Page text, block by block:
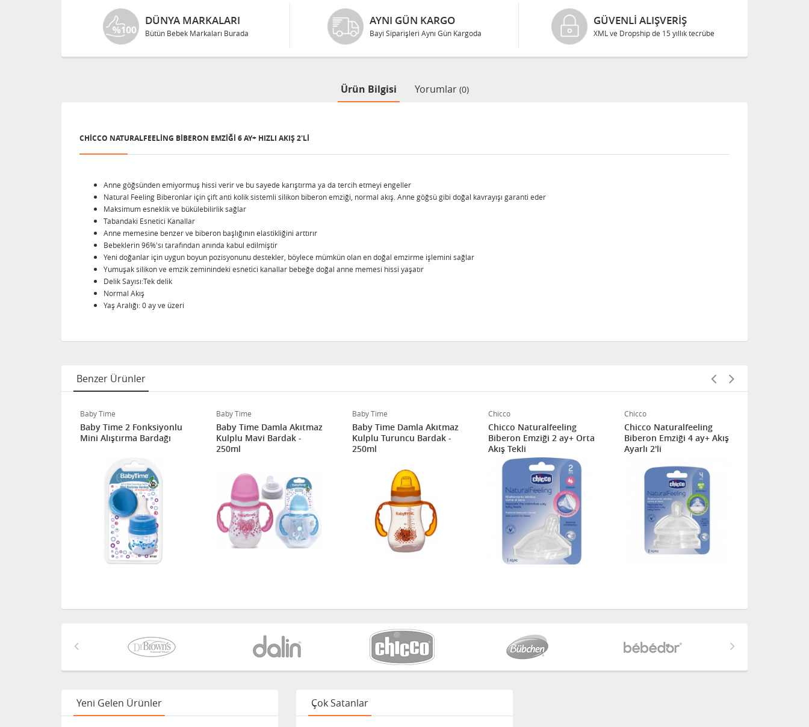
DÜNYA MARKALARI
Bütün Bebek Markaları Burada
AYNI GÜN KARGO
Bayi Siparişleri Aynı Gün Kargoda
GÜVENLI ALIŞVERIŞ
XML ve Dropship de 15 yıllık tecrübe
Ürün Bilgisi Yorumlar (0)
CHICCO NATURALFEELING BIBERON EMZIĞI 6 AY+ HIZLI AKIŞ 2'LI
Anne göğsünden emiyormuş hissi verir ve bu sayede karıştırma ya da tercih etmeyi engeller
Natural Feeling Biberonlar için çift anti kolik sistemli silikon biberon emziği, normal akış. Anne göğsü gibi doğal kavrayışı garanti eder
Maksimum esneklik ve bükülebilirlik sağlar
Tabandaki Esnetici Kanallar
Anne memesine benzer ve biberon başlığının elastikliğini arttırır
Bebeklerin 96%'sı tarafından anında kabul edilmiştir
Yeni doğanlar için uygun boyun pozisyonunu destekler, böylece mümkün olan en doğal emzirme işlemini sağlar
Yumuşak silikon ve emzik zeminindeki esnetici kanallar bebeğe doğal anne memesi hissi yaşatır
Delik Sayısı:Tek delik
Normal Akış
Yaş Aralığı: 0 ay ve üzeri
Benzer Ürünler
Baby Time
Baby Time 2 Fonksiyonlu
Mini Alıştırma Bardağı
Baby Time
Baby Time Damla Akıtmaz
Kulplu Mavi Bardak -
250ml
Baby Time
Baby Time Damla Akıtmaz
Kulplu Turuncu Bardak -
250ml
Chicco
Chicco Naturalfeeling
Biberon Emziği 2 ay+ Orta
Akış Tekli
Chicco
Chicco Naturalfeeling
Biberon Emziği 4 ay+ Akış
Ayarlı 2'li
Yeni Gelen Ürünler Çok Satanlar